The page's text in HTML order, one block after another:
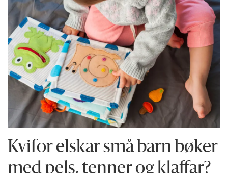
Kvifor elskar små barn bøker
med pels, tenner og klaffar?